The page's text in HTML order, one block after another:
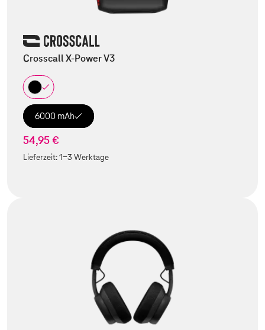
Crosscall X-Power V3
6000 mAh
54,95 €
Lieferzeit:1-3 Werktage